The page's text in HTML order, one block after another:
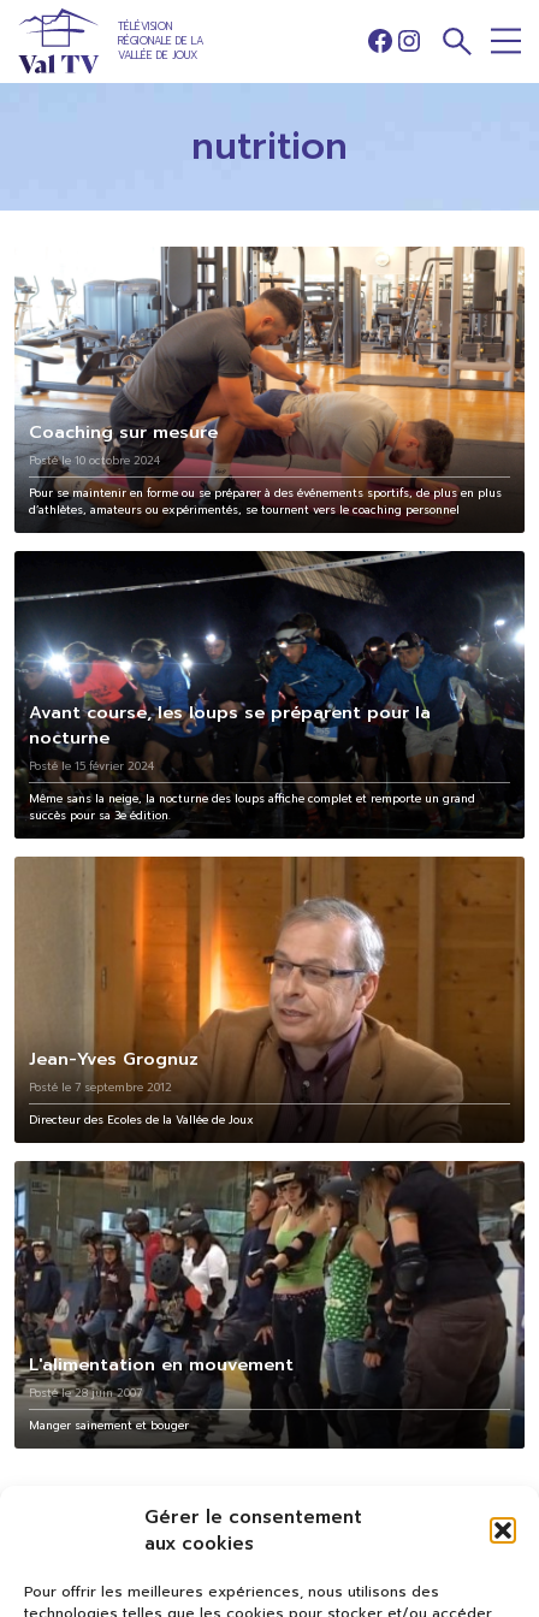
Gérer le consentement
aux cookies
Pour offrir les meilleures expériences, nous utilisons des
TÉLÉVISION
RÉGIONALE DE LA
VALLÉE DE JOUX
Facebook
Instagram
nutrition
Coaching sur mesure
Posté le 10 octobre 2024
Pour se maintenir en forme ou se préparer à des événements sportifs, de plus en plus
d’athlètes, amateurs ou expérimentés, se tournent vers le coaching personnel
Avant course, les loups se préparent pour la
nocturne
Posté le 15 février 2024
Même sans la neige, la nocturne des loups affiche complet et remporte un grand
succès pour sa 3e édition.
Jean-Yves Grognuz
Posté le 7 septembre 2012
Directeur des Ecoles de la Vallée de Joux
L'alimentation en mouvement
Posté le 28 juin 2007
Manger sainement et bouger